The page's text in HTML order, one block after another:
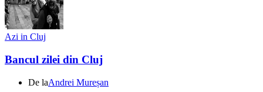
Azi in Cluj
Bancul zilei din Cluj
De laAndrei Mureșan